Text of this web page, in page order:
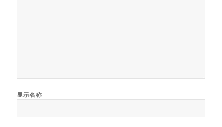
显示名称